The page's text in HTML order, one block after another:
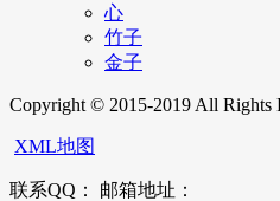
心
竹子
金子
Copyright © 2015-2019 All Rights
XML地图
联系QQ： 邮箱地址：